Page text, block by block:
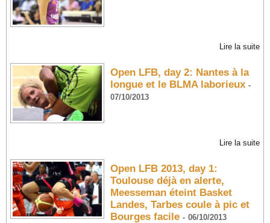
Lire la suite
Open LFB, day 2: Nantes à la
longue et le BLMA laborieux -
07/10/2013
Lire la suite
Open LFB 2013, day 1:
Toulouse déjà en alerte,
Meesseman éteint Basket
Landes, Tarbes coule à pic et
Bourges facile - 06/10/2013